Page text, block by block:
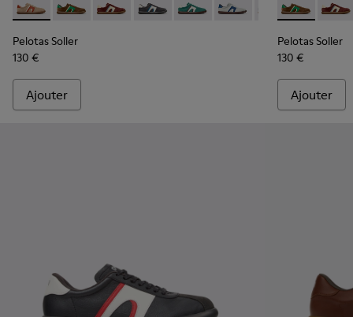
Pelotas Soller - K100937-036 - Baskets multicolores en
Pelotas Soller - K100937-038 - Baskets
Pelotas Soller - K100937-037 - Baskets
Pelotas Soller - K100937-033 -
Pelotas Soller - K100937-031
Pelotas Soller -Pelotas Soller -
Pelotas
Pelotas Soller
130 €
Ajouter
Pelotas
Pelotas Soller
130 €
Ajouter